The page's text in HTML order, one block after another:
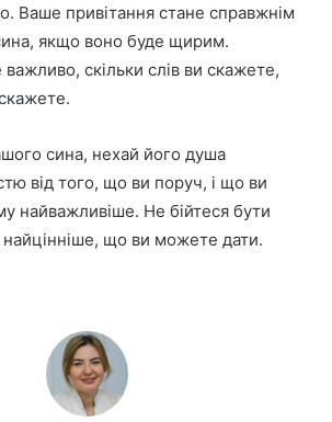
Ваше привітання стане справжнім
якщо воно буде щирим.
скільки слів ви скажете,
сина, нехай його душа
від того, що ви поруч, і що ви
найважливіше. Не бійтеся бути
що ви можете дати.